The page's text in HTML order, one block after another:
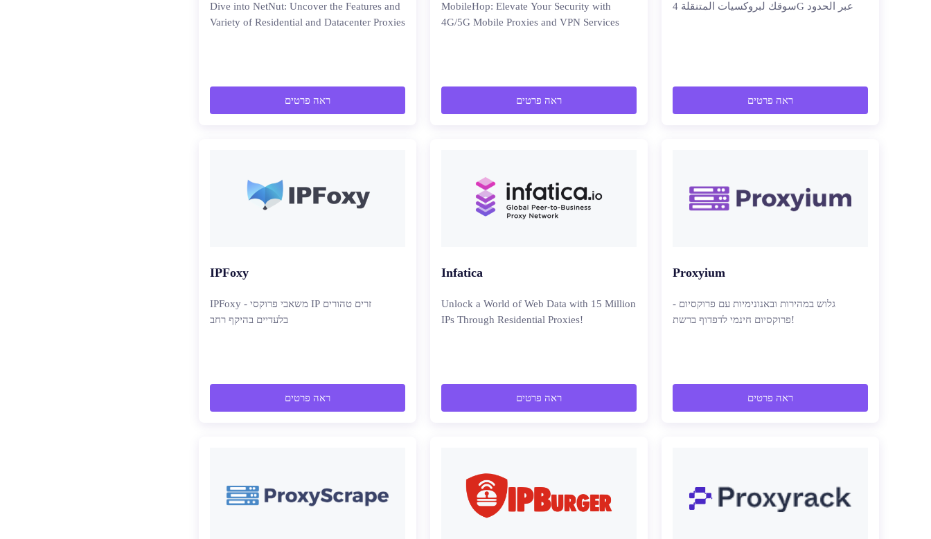
Dive into NetNut: Uncover the Features and
Variety of Residential and Datacenter Proxies
ראה פרטים
MobileHop: Elevate Your Security with
4G/5G Mobile Proxies and VPN Services
ראה פרטים
سوقك لبروكسيات المتنقلة 4G عبر الحدود
ראה פרטים
IPFoxy
IPFoxy - משאבי פרוקסי IP זרים טהורים
בלעדיים בהיקף רחב
ראה פרטים
Infatica
Unlock a World of Web Data with 15 Million
IPs Through Residential Proxies!
ראה פרטים
Proxyium
גלוש במהירות ובאנונימיות עם פרוקסיום -
פרוקסיום חינמי לדפדוף ברשת!
ראה פרטים